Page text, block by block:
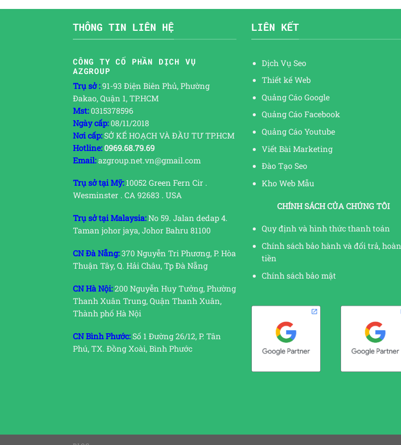
THÔNG TIN LIÊN HỆ
CÔNG TY CỔ PHẦN DỊCH VỤ
AZGROUP
Trụ sở :91-93 Điện Biên Phủ, Phường
Đakao, Quận 1, TP.HCM
Mst:0315378596
Ngày cấp:08/11/2018
Nơi cấp:SỞ KẾ HOẠCH VÀ ĐẦU TƯ TP.HCM
Hotline: 0969.68.79.69
Email:azgroup.net.vn@gmail.com
Trụ sở tại Mỹ:10052 Green Fern Cir .
Wesminster . CA 92683 . USA
Trụ sở tại Malaysia:No 59. Jalan dedap 4.
Taman johor jaya, Johor Bahru 81100
CN Đà Nẵng:370 Nguyễn Tri Phương, P. Hòa
Thuận Tây, Q. Hải Châu, Tp Đà Nẵng
CN Hà Nội:200 Nguyễn Huy Tưởng, Phường
Thanh Xuân Trung, Quận Thanh Xuân,
Thành phố Hà Nội
CN Bình Phước:Số 1 Đường 26/12, P. Tân
Phú, TX. Đồng Xoài, Bình Phước
LIÊN KẾT
Dịch Vụ Seo
Thiết kế Web
Quảng Cáo Google
Quảng Cáo Facebook
Quảng Cáo Youtube
Viết Bài Marketing
Đào Tạo Seo
Kho Web Mẫu
CHÍNH SÁCH CỦA CHÚNG TÔI
Quy định và hình thức thanh toán
Chính sách bảo hành và đổi trả, hoàn
tiền
Chính sách bảo mật